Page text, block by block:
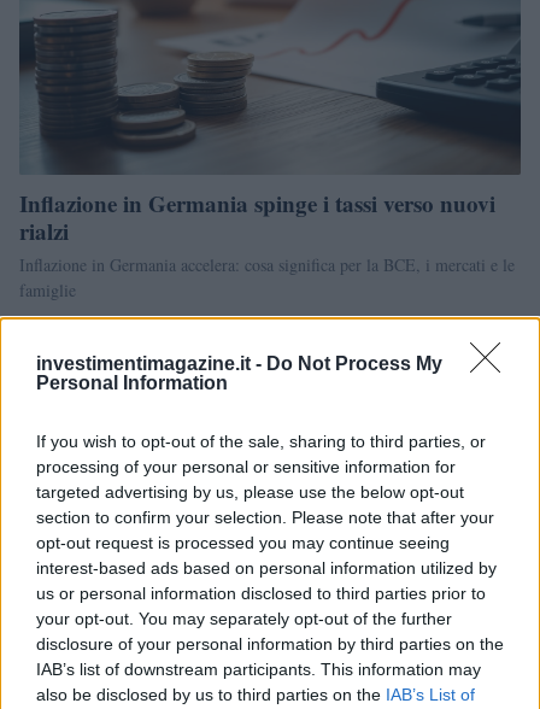
investimentimagazine.it - Do Not Process My
Personal Information
If you wish to opt-out of the sale, sharing to third parties, or
processing of your personal or sensitive information for
targeted advertising by us, please use the below opt-out
section to confirm your selection. Please note that after your
opt-out request is processed you may continue seeing
interest-based ads based on personal information utilized by
us or personal information disclosed to third parties prior to
your opt-out. You may separately opt-out of the further
disclosure of your personal information by third parties on the
IAB’s list of downstream participants. This information may
also be disclosed by us to third parties on the IAB’s List of
Inflazione in Germania spinge i tassi verso nuovi
rialzi
Inflazione in Germania accelera: cosa significa per la BCE, i mercati e le
famiglie
Ilaria Galli · 31 Mar 2026